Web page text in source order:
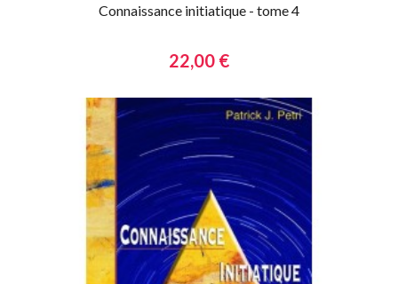
Connaissance initiatique - tome 4
22,00 €